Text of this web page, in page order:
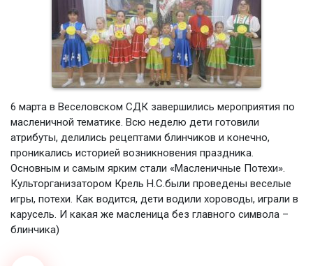
6 марта в Веселовском СДК завершились мероприятия по
масленичной тематике. Всю неделю дети готовили
атрибуты, делились рецептами блинчиков и конечно,
проникались историей возникновения праздника.
Основным и самым ярким стали «Масленичные Потехи».
Культорганизатором Крель Н.С.были проведены веселые
игры, потехи. Как водится, дети водили хороводы, играли в
карусель. И какая же масленица без главного символа –
блинчика)